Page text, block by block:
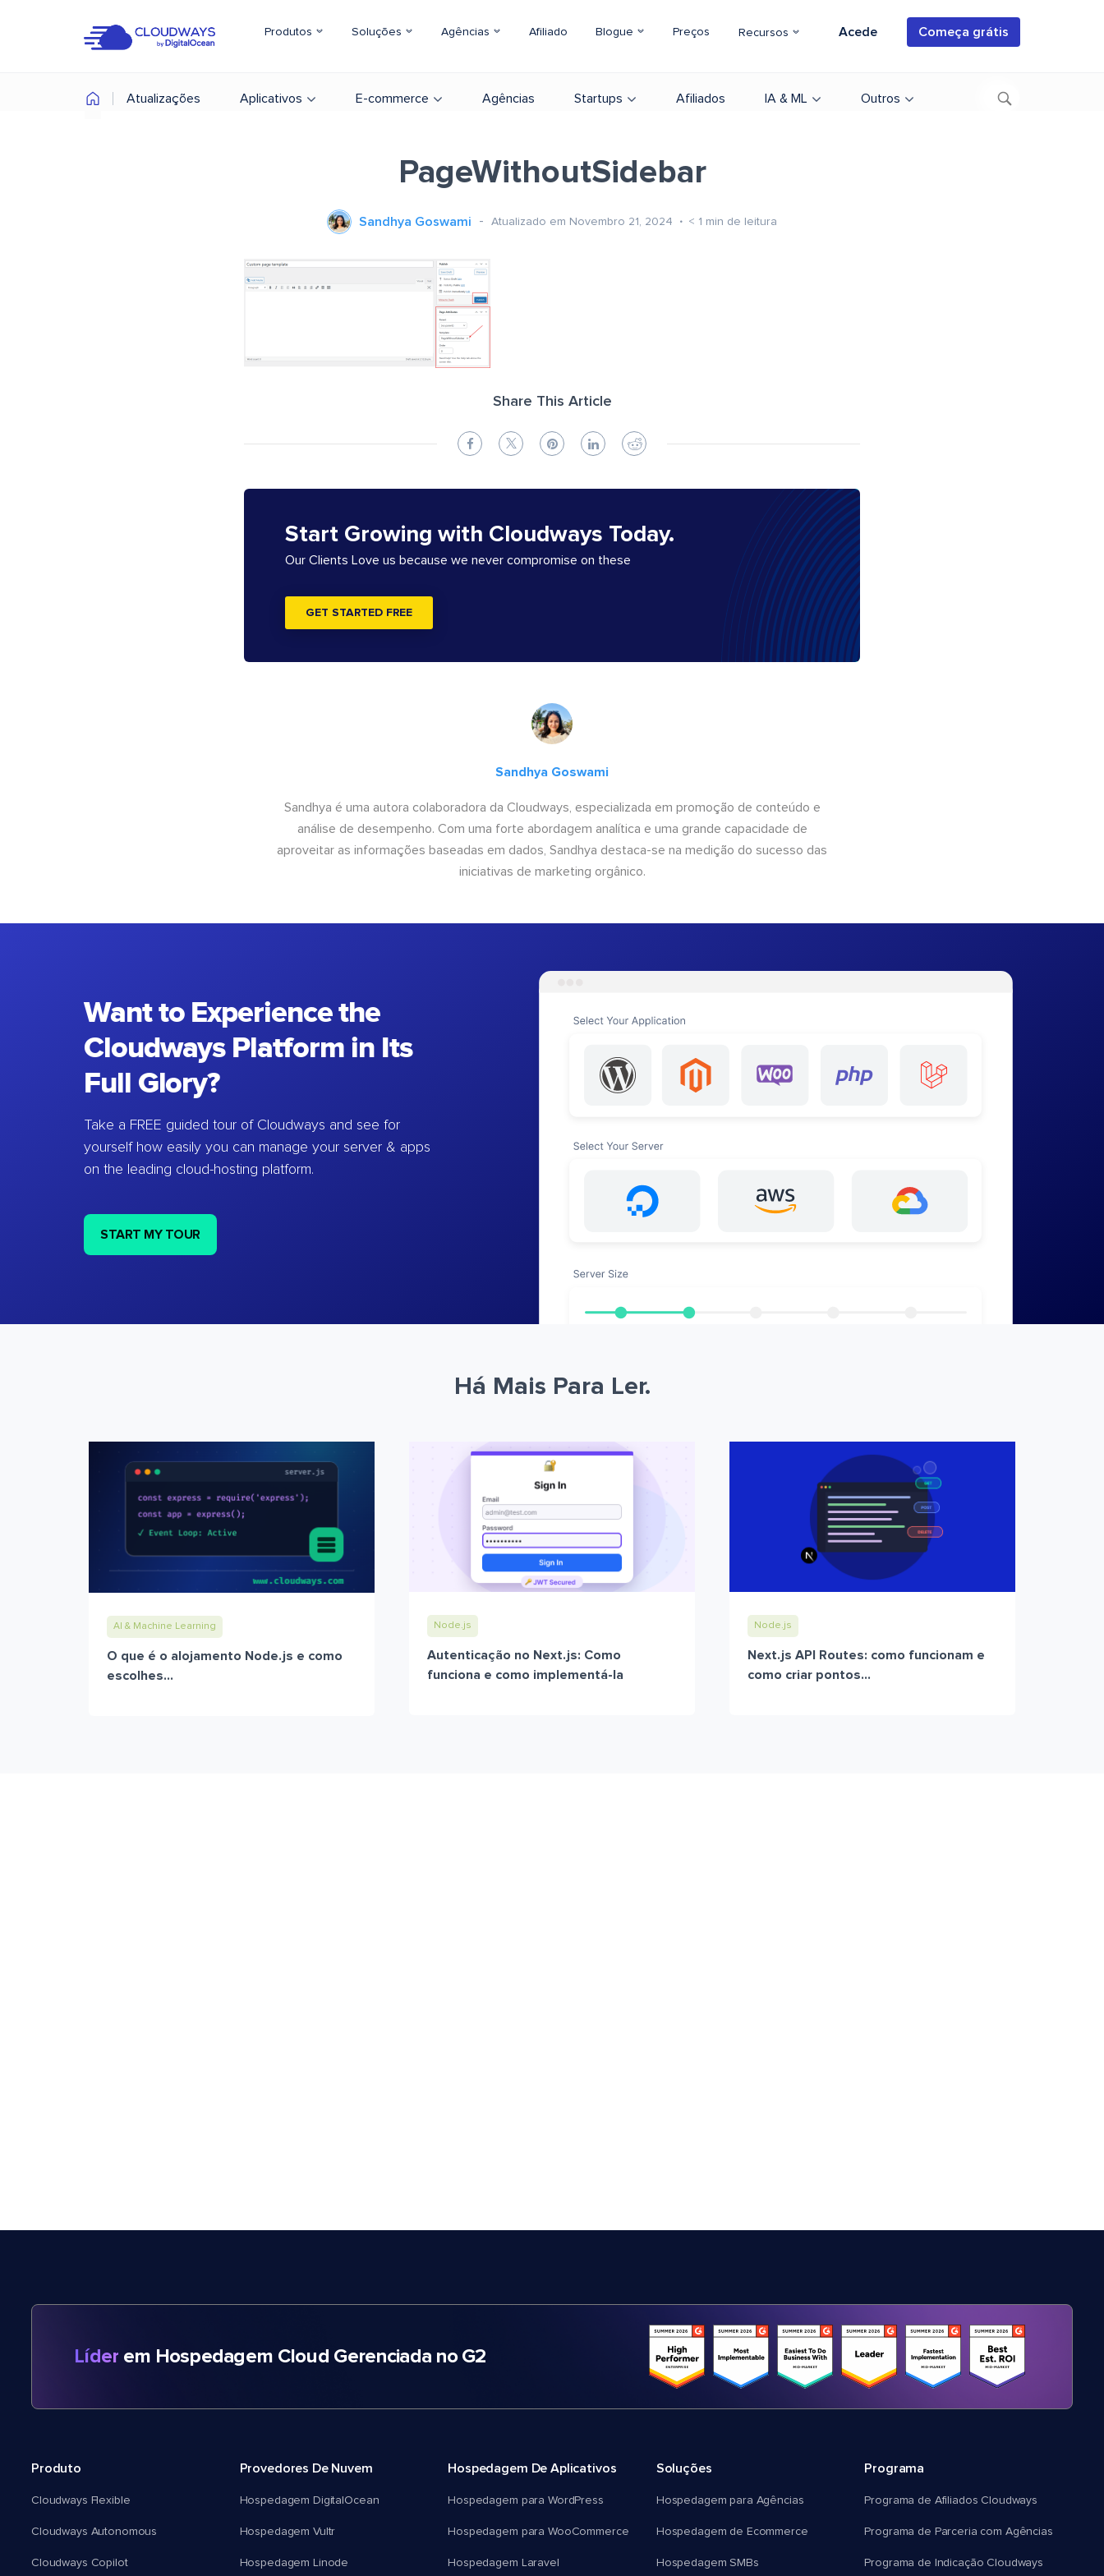
Produtos Soluções Agências Afiliado Blogue Preços Recursos Acede Começa grátis
Atualizações Aplicativos E-commerce Agências Startups Afiliados IA & ML Outros
PageWithoutSidebar
Sandhya Goswami Atualizado em Novembro 21, 2024 < 1 min de leitura
Share This Article
Start Growing with Cloudways Today.
Our Clients Love us because we never compromise on these
GET STARTED FREE
Sandhya Goswami
Sandhya é uma autora colaboradora da Cloudways, especializada em promoção de conteúdo e
análise de desempenho. Com uma forte abordagem analítica e uma grande capacidade de
aproveitar as informações baseadas em dados, Sandhya destaca-se na medição do sucesso das
iniciativas de marketing orgânico.
Want to Experience the
Cloudways Platform in Its
Full Glory?
Take a FREE guided tour of Cloudways and see for
yourself how easily you can manage your server & apps
on the leading cloud-hosting platform.
START MY TOUR
Há Mais Para Ler.
AI & Machine Learning
O que é o alojamento Node.js e como
escolhes...
Node.js
Autenticação no Next.js: Como
funciona e como implementá-la
Node.js
Next.js API Routes: como funcionam e
como criar pontos...
Líder em Hospedagem Cloud Gerenciada no G2
Produto
Cloudways Flexible
Cloudways Autonomous
Cloudways Copilot
Provedores De Nuvem
Hospedagem DigitalOcean
Hospedagem Vultr
Hospedagem Linode
Hospedagem De Aplicativos
Hospedagem para WordPress
Hospedagem para WooCommerce
Hospedagem Laravel
Soluções
Hospedagem para Agências
Hospedagem de Ecommerce
Hospedagem SMBs
Programa
Programa de Afiliados Cloudways
Programa de Parceria com Agências
Programa de Indicação Cloudways